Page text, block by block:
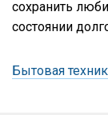
сохранить
состоянии
Бытовая